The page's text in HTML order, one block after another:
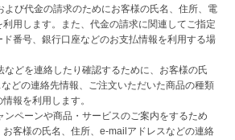
よび代金の請求のためにお客様の氏名、住所、電
用します。また、代金の請求に関連してご指定
番号、銀行口座などのお支払情報を利用する場
などを連絡したり確認するために、お客様の氏
どの連絡先情報、ご注文いただいた商品の種類
報を利用します。
ンペーンや商品・サービスのご案内をするため
客様の氏名、住所、e-mailアドレスなどの連絡